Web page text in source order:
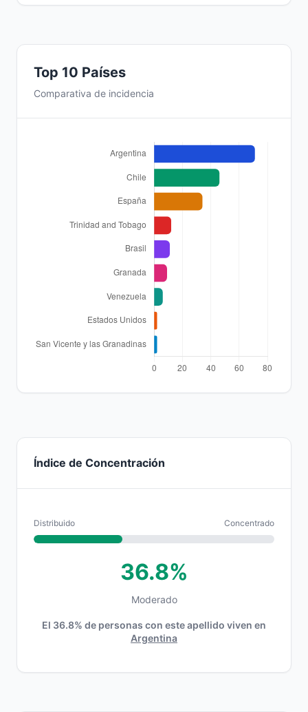
Top 10 Países
Comparativa de incidencia
Índice de Concentración
Distribuido Concentrado
36.8%
Moderado
El 36.8% de personas con este apellido viven en
Argentina